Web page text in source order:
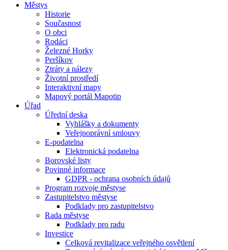
Městys
Historie
Současnost
O obci
Rodáci
Železné Horky
Peršíkov
Ztráty a nálezy
Životní prostředí
Interaktivní mapy
Mapový portál Mapotip
Úřad
Úřední deska
Vyhlášky a dokumenty
Veřejnoprávní smlouvy
E-podatelna
Elektronická podatelna
Borovské listy
Povinné informace
GDPR - ochrana osobních údajů
Program rozvoje městyse
Zastupitelstvo městyse
Podklady pro zastupitelstvo
Rada městyse
Podklady pro radu
Investice
Celková revitalizace veřejného osvětlení